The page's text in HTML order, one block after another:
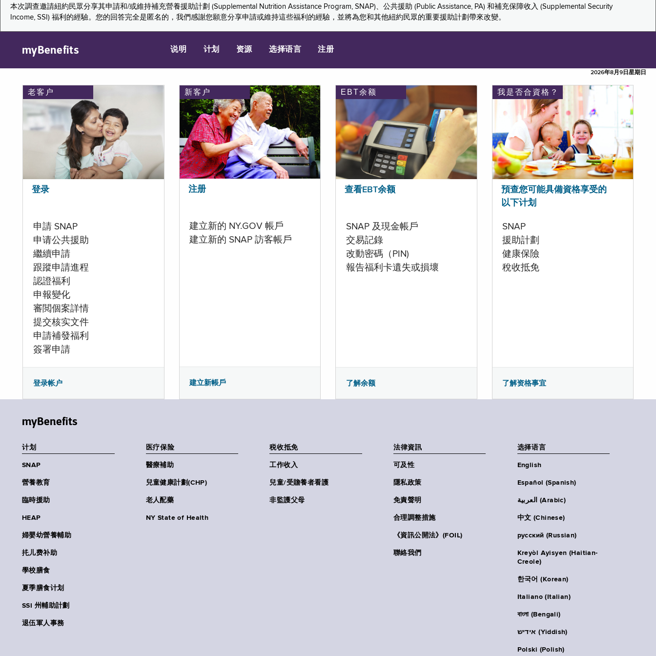
本次調查邀請紐約民眾分享其申請和/或維持補充營養援助計劃 (Supplemental Nutrition Assistance Program, SNAP)、公共援助 (Public Assistance, PA) 和補充保障收入 (Supplemental Security
Income, SSI) 福利的經驗。您的回答完全是匿名的，我們感謝您願意分享申請或維持這些福利的經驗，並將為您和其他紐約民眾的重要援助計劃帶來改變。
myBenefits 说明 计划 资源 选择语言 注册
2026年8月9日星期日
老客户
登录
申請 SNAP
申请公共援助
繼續申請
跟蹤申請進程
認證福利
申報變化
審閲個案詳情
提交核实文件
申請補發福利
簽署申請
登录帐户
新客户
注册
建立新的 NY.GOV 帳戶
建立新的 SNAP 訪客帳戶
建立新帳戶
EBT余额
查看EBT余额
SNAP 及現金帳戶
交易記錄
改動密碼（PIN)
報告福利卡遺失或損壞
了解余额
我是否合資格？
預查您可能具備資格享受的
以下计划
SNAP
援助計劃
健康保險
稅收抵免
了解资格事宜
myBenefits
计划
SNAP
營養教育
臨時援助
HEAP
婦嬰幼營養輔助
扥儿费补助
學校膳食
夏季膳食计划
SSI 州輔助計劃
退伍軍人事務
医疗保险
醫療補助
兒童健康計劃(CHP)
老人配藥
NY State of Health
税收抵免
工作收入
兒童/受贍養者看護
非監護父母
法律資訊
可及性
隱私政策
免責聲明
合理調整措施
《資訊公開法》(FOIL)
聯絡我們
选择语言
English
Español (Spanish)
العربية (Arabic)
中文 (Chinese)
русский (Russian)
Kreyòl Ayisyen (Haitian-
Creole)
한국어 (Korean)
Italiano (Italian)
বাংলা (Bengali)
אידיש (Yiddish)
Polski (Polish)